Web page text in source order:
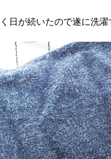
日が続いたので遂に洗濯